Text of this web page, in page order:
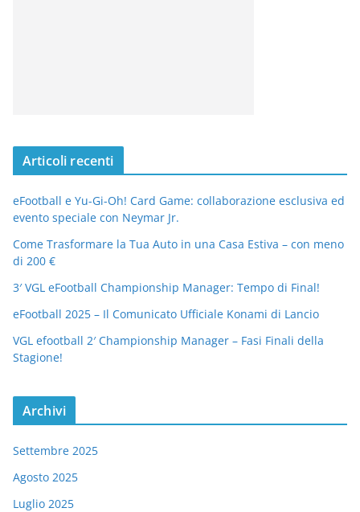
Articoli recenti
eFootball e Yu-Gi-Oh! Card Game: collaborazione esclusiva ed
evento speciale con Neymar Jr.
Come Trasformare la Tua Auto in una Casa Estiva – con meno
di 200 €
3′ VGL eFootball Championship Manager: Tempo di Final!
eFootball 2025 – Il Comunicato Ufficiale Konami di Lancio
VGL efootball 2′ Championship Manager – Fasi Finali della
Stagione!
Archivi
Settembre 2025
Agosto 2025
Luglio 2025